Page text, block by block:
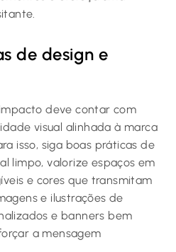
de design e
deve contar com
visual alinhada à marca
isso, siga boas práticas de
limpo, valorize espaços em
e cores que transmitam
e ilustrações de
e banners bem
a mensagem